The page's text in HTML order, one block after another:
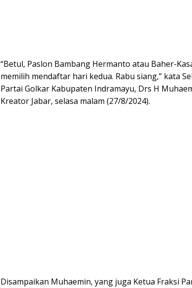
“Betul, Paslon Bambang Hermanto atau Baher-
memilih mendaftar hari kedua. Rabu siang,” kata
Partai Golkar Kabupaten Indramayu, Drs H
Kreator Jabar, selasa malam (27/8/2024).
Disampaikan Muhaemin, yang juga Ketua Fraksi